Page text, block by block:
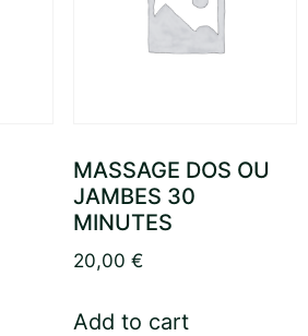
MASSAGE DOS OU
JAMBES 30
MINUTES
20,00 €
Add to cart